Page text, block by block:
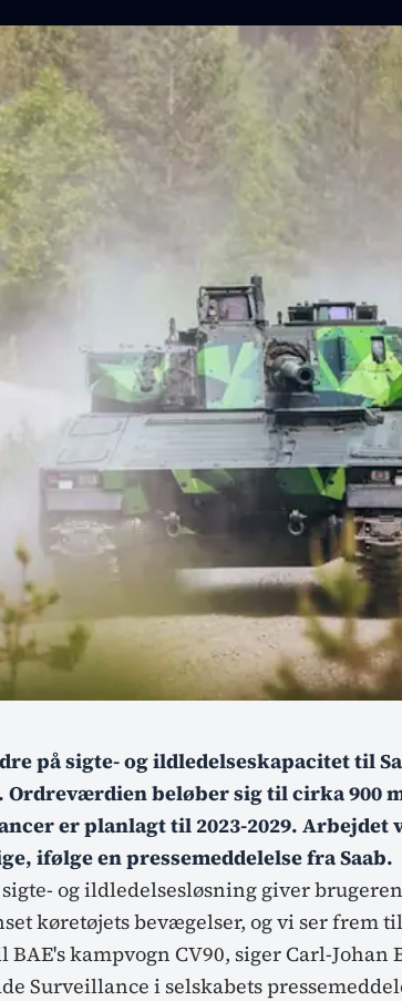
på sigte- og ildledelseskapacitet til
Ordreværdien beløber sig til cirka 900
er planlagt til 2023-2029.
ifølge en pressemeddelelse fra Saab.
og ildledelsesløsning giver
køretøjets bevægelser, og vi ser frem
BAE's kampvogn CV90, siger Carl-Johan
Surveillance i selskabets